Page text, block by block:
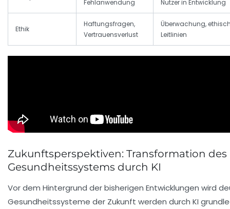
Fehlanwendung
Nutzer in Entwicklung
Ethik
Haftungsfragen,
Vertrauensverlust
Überwachung,
Leitlinien
Zukunftsperspektiven: Transformation des
Gesundheitssystems durch KI
Vor dem Hintergrund der bisherigen Entwicklungen wird
Gesundheitssysteme der Zukunft werden durch KI